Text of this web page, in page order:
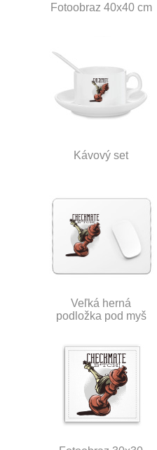
Fotoobraz 40x40 cm
Kávový set
Veľká herná
podložka pod myš